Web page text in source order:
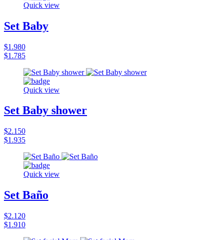
Quick view
Set Baby
$1.980
$1.785
Quick view
Set Baby shower
$2.150
$1.935
Quick view
Set Baño
$2.120
$1.910